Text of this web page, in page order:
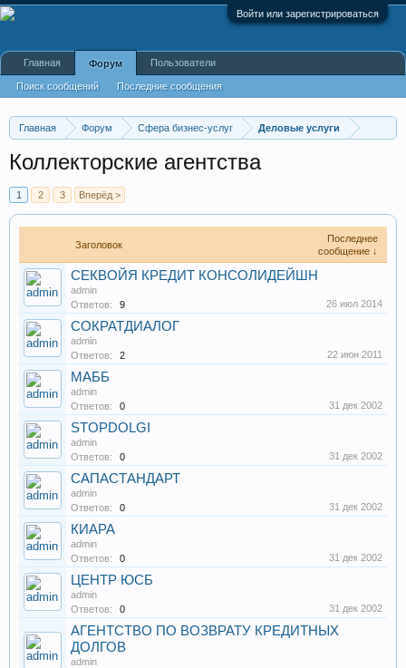
Войти или зарегистрироваться
Главная Форум Сфера бизнес-услуг Деловые услуги
Коллекторские агентства
1 2 3 Вперёд >
Заголовок
Последнее
сообщение ↓
СЕКВОЙЯ КРЕДИТ КОНСОЛИДЕЙШН
admin
Ответов:
9 26 июл 2014
СОКРАТДИАЛОГ
admin
Ответов:
2 22 июн 2011
МАББ
admin
Ответов:
0 31 дек 2002
STOPDOLGI
admin
Ответов:
0 31 дек 2002
САПАСТАНДАРТ
admin
Ответов:
0 31 дек 2002
КИАРА
admin
Ответов:
0 31 дек 2002
ЦЕНТР ЮСБ
admin
Ответов:
0 31 дек 2002
АГЕНТСТВО ПО ВОЗВРАТУ КРЕДИТНЫХ
ДОЛГОВ
admin
Главная Форум
Поиск сообщений Последние сообщения
Пользователи